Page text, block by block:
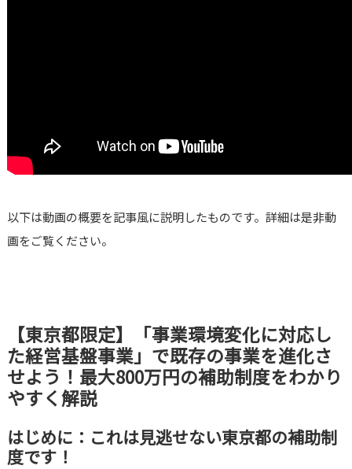
以下は動画の概要を記事風に説明したものです。詳細は是非動
画をご覧ください。
【東京都限定】「事業環境変化に対応し
た経営基盤事業」で既存の事業を進化さ
せよう！最大800万円の補助制度をわかり
やすく解説
はじめに：これは見逃せない東京都の補助制
度です！